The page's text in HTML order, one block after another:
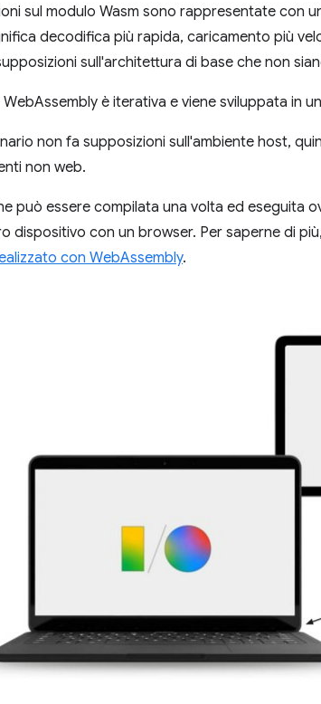
sul modulo Wasm sono rappresentate con
decodifica più rapida, caricamento più
sull'architettura di base che non
è iterativa e viene sviluppata in un
non fa supposizioni sull'ambiente host,
non web.
può essere compilata una volta ed eseguita
dispositivo con un browser. Per saperne di
con WebAssembly.